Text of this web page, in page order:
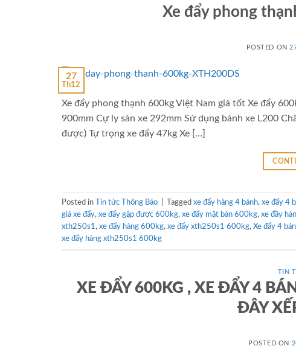
Xe đẩy phong
POSTED ON
27
Th12
Xe đẩy phong thạnh 600kg Việt Nam giá tốt Xe đẩy
900mm Cự ly sàn xe 292mm Sử dụng bánh xe L200
được) Tự trọng xe đẩy 47kg Xe […]
Posted in Tin tức Thông Báo Tagged xe đẩy hàng 4 bánh, xe đẩy 4
giá xe đẩy, xe đẩy gập được 600kg, xe đẩy mặt bàn 600kg, xe đầy
xth250s1 , xe đẩy hàng 600kg, xe đẩy xth250s1 600kg, Xe đẩy 4
xe đẩy hàng xth250s1 600kg
TIN
XE ĐẨY 600KG , XE ĐẨY 4
ĐÂY
POSTED ON